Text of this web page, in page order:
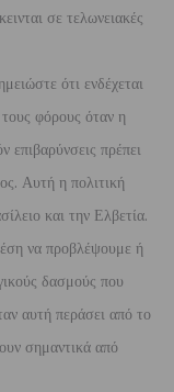
σε τελωνειακές
ότι ενδέχεται
τους φόρους όταν η
επιβαρύνσεις πρέπει
Αυτή η πολιτική
και την Ελβετία.
να προβλέψουμε ή
δασμούς που
αυτή περάσει από το
σημαντικά από